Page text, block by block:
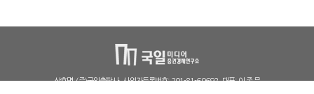
상호명: (주)국일출판사 사업자등록번호: 201-81-69692 대표: 이 종 문